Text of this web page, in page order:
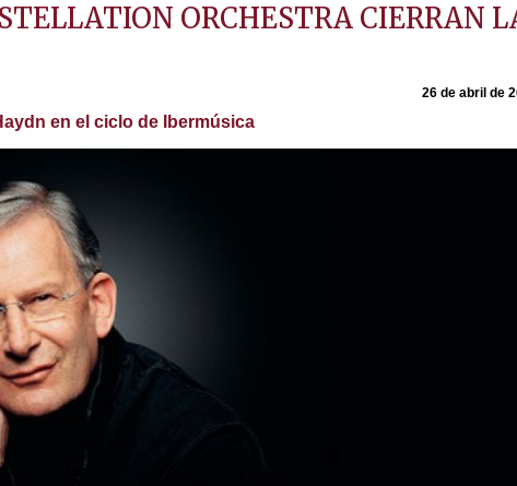
ORCHESTRA CIERRAN
26 de abril de
en el ciclo de Ibermúsica